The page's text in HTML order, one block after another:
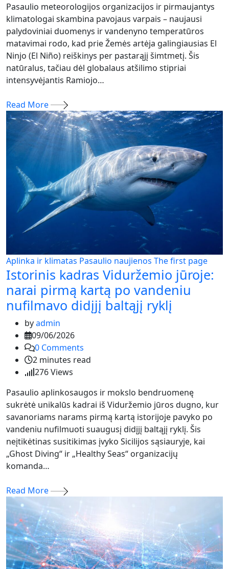
Pasaulio meteorologijos organizacijos ir pirmaujantys
klimatologai skambina pavojaus varpais – naujausi
palydoviniai duomenys ir vandenyno temperatūros
matavimai rodo, kad prie Žemės artėja galingiausias El
Ninjo (El Niño) reiškinys per pastarąjį šimtmetį. Šis
natūralus, tačiau dėl globalaus atšilimo stipriai
intensyvėjantis Ramiojo…
Read More
Aplinka ir klimatas Pasaulio naujienos The first page
Istorinis kadras Viduržemio jūroje:
narai pirmą kartą po vandeniu
nufilmavo didįjį baltąjį ryklį
byadmin
09/06/2026
0 Comments
2 minutes read
276Views
Pasaulio aplinkosaugos ir mokslo bendruomenę
sukrėtė unikalūs kadrai iš Viduržemio jūros dugno, kur
savanoriams narams pirmą kartą istorijoje pavyko po
vandeniu nufilmuoti suaugusį didįjį baltąjį ryklį. Šis
neįtikėtinas susitikimas įvyko Sicilijos sąsiauryje, kai
„Ghost Diving“ ir „Healthy Seas“ organizacijų
komanda…
Read More